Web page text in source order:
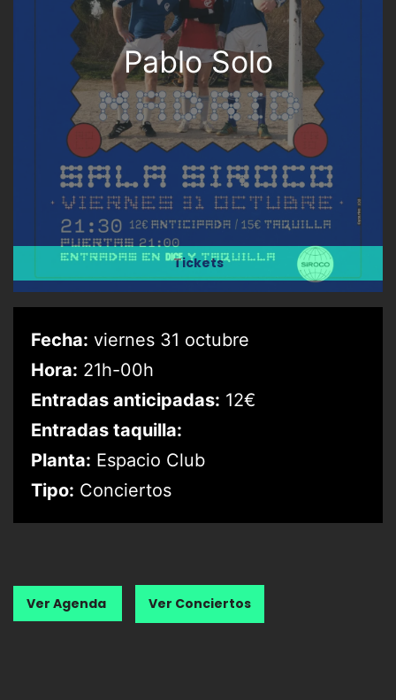
Pablo Solo
Tickets
Fecha: viernes 31 octubre
Hora: 21h-00h
Entradas anticipadas: 12€
Entradas taquilla:
Planta: Espacio Club
Tipo: Conciertos
Ver Agenda Ver Conciertos